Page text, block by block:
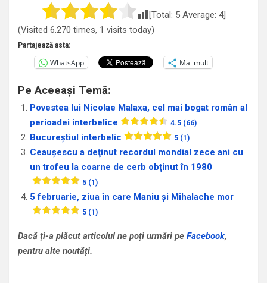
[Total: 5Average: 4]
(Visited 6.270 times, 1 visits today)
Partajează asta:
WhatsApp Mai mult
Pe Aceeași Temă:
Povestea lui Nicolae Malaxa, cel mai bogat român al
perioadei interbelice
4.5 (66)
Bucureștiul interbelic 5 (1)
Ceaușescu a deţinut recordul mondial zece ani cu
un trofeu la coarne de cerb obţinut în 1980
5 (1)
5 februarie, ziua în care Maniu și Mihalache mor
5 (1)
Dacă ți-a plăcut articolul ne poți urmări pe Facebook,
pentru alte noutăți.